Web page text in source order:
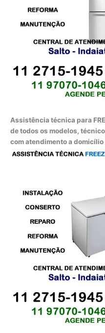
Assistência técnica para
de todos os modelos,
com atendimento a